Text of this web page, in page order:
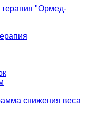
терапия "Ормед-
снижения веса